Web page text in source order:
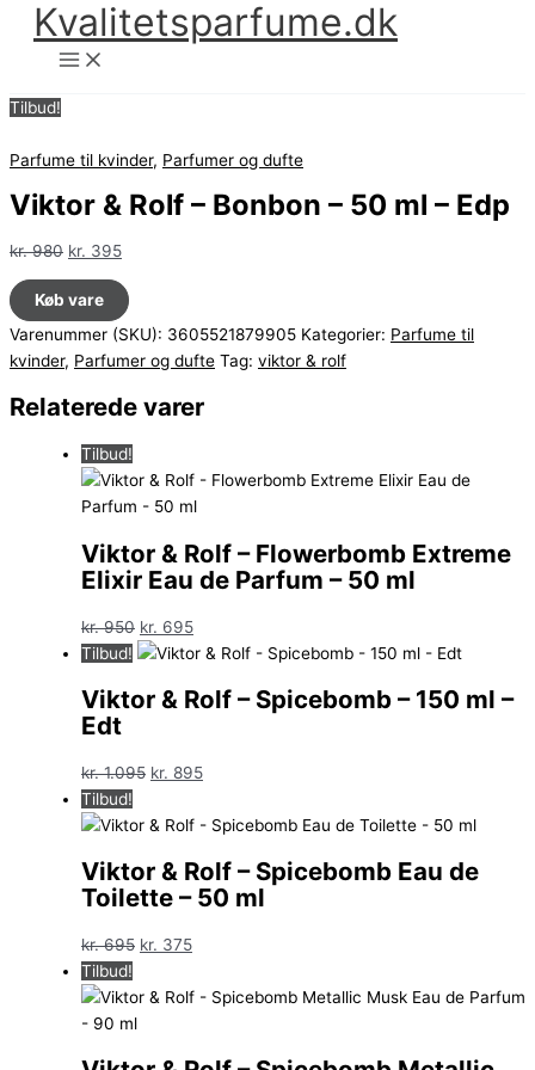
Kvalitetsparfume.dk
Tilbud!
Parfume til kvinder, Parfumer og dufte
Viktor & Rolf – Bonbon – 50 ml – Edp
kr.980 Den
oprindelige
pris
var:
kr. 980.
kr. 395Den
pris
er:
kr. 395.
Køb vare
Varenummer (SKU): 3605521879905 Kategorier: Parfume til
kvinder, Parfumer og dufte Tag: viktor & rolf
Relaterede varer
Tilbud!
Viktor & Rolf – Flowerbomb Extreme
Elixir Eau de Parfum – 50 ml
kr.950 Den
oprindelige
var:
kr. 695Den
aktuelle
er:
Tilbud!
Viktor & Rolf – Spicebomb – 150 ml –
Edt
kr.1.095 Den
pris
kr. 1.095.
kr. 895Den
pris
kr. 895.
Tilbud!
Viktor & Rolf – Spicebomb Eau de
Toilette – 50 ml
kr.695 Den
pris
kr. 375Den
pris
Tilbud!